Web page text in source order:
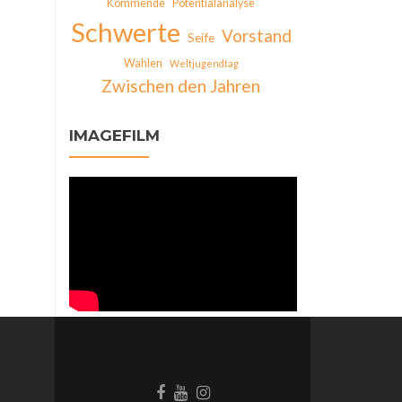
Kommende Potentialanalyse
Schwerte Seife Vorstand
Wahlen Weltjugendtag
Zwischen den Jahren
IMAGEFILM
Facebook-
Behance-
Instagram